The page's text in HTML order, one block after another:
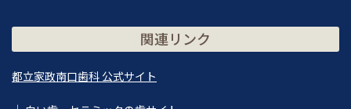
関連リンク
都立家政南口歯科 公式サイト